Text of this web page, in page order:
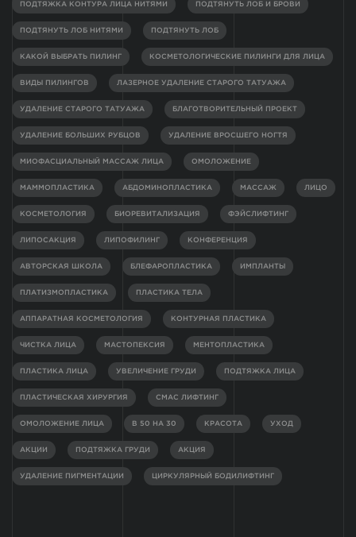
ПОДТЯЖКА КОНТУРА ЛИЦА НИТЯМИ ПОДТЯНУТЬ ЛОБ И БРОВИ
ПОДТЯНУТЬ ЛОБ НИТЯМИ ПОДТЯНУТЬ ЛОБ
КАКОЙ ВЫБРАТЬ ПИЛИНГ КОСМЕТОЛОГИЧЕСКИЕ ПИЛИНГИ ДЛЯ ЛИЦА
ВИДЫ ПИЛИНГОВ ЛАЗЕРНОЕ УДАЛЕНИЕ СТАРОГО ТАТУАЖА
УДАЛЕНИЕ СТАРОГО ТАТУАЖА БЛАГОТВОРИТЕЛЬНЫЙ ПРОЕКТ
УДАЛЕНИЕ БОЛЬШИХ РУБЦОВ УДАЛЕНИЕ ВРОСШЕГО НОГТЯ
МИОФАСЦИАЛЬНЫЙ МАССАЖ ЛИЦА ОМОЛОЖЕНИЕ
МАММОПЛАСТИКА АБДОМИНОПЛАСТИКА МАССАЖ ЛИЦО
КОСМЕТОЛОГИЯ БИОРЕВИТАЛИЗАЦИЯ ФЭЙСЛИФТИНГ
ЛИПОСАКЦИЯ ЛИПОФИЛИНГ КОНФЕРЕНЦИЯ
АВТОРСКАЯ ШКОЛА БЛЕФАРОПЛАСТИКА ИМПЛАНТЫ
ПЛАТИЗМОПЛАСТИКА ПЛАСТИКА ТЕЛА
АППАРАТНАЯ КОСМЕТОЛОГИЯ КОНТУРНАЯ ПЛАСТИКА
ЧИСТКА ЛИЦА МАСТОПЕКСИЯ МЕНТОПЛАСТИКА
ПЛАСТИКА ЛИЦА УВЕЛИЧЕНИЕ ГРУДИ ПОДТЯЖКА ЛИЦА
ПЛАСТИЧЕСКАЯ ХИРУРГИЯ СМАС ЛИФТИНГ
ОМОЛОЖЕНИЕ ЛИЦА В 50 НА 30 КРАСОТА УХОД
АКЦИИ ПОДТЯЖКА ГРУДИ АКЦИЯ
УДАЛЕНИЕ ПИГМЕНТАЦИИ ЦИРКУЛЯРНЫЙ БОДИЛИФТИНГ